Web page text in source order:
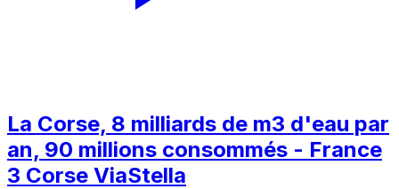
La Corse, 8 milliards de m3 d'eau par
an, 90 millions consommés - France
3 Corse ViaStella